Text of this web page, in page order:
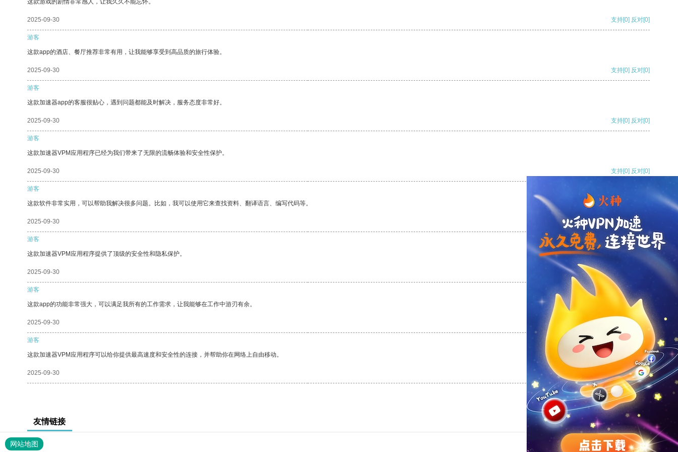
这款游戏的剧情非常感人，让我久久不能忘怀。
2025-09-30 支持[0] 反对[0]
游客
这款app的酒店、餐厅推荐非常有用，让我能够享受到高品质的旅行体验。
2025-09-30 支持[0] 反对[0]
游客
这款加速器app的客服很贴心，遇到问题都能及时解决，服务态度非常好。
2025-09-30 支持[0] 反对[0]
游客
这款加速器VPM应用程序已经为我们带来了无限的流畅体验和安全性保护。
2025-09-30 支持[0] 反对[0]
游客
这款软件非常实用，可以帮助我解决很多问题。比如，我可以使用它来查找资料、翻译语言、编写代码等。
2025-09-30 支持[0] 反对
游客
这款加速器VPM应用程序提供了顶级的安全性和隐私保护。
2025-09-30 支持
游客
这款app的功能非常强大，可以满足我所有的工作需求，让我能够在工作中游刃有余。
2025-09-30 反对 [0]
游客
这款加速器VPM应用程序可以给你提供最高速度和安全性的连接，并帮助你在网络上自由移动。
2025-09-30 支持[0] 反对[0]
友情链接
网站地图